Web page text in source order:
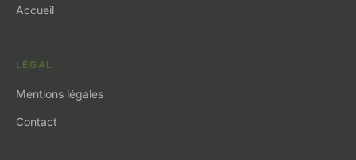
Accueil
LÉGAL
Mentions légales
Contact